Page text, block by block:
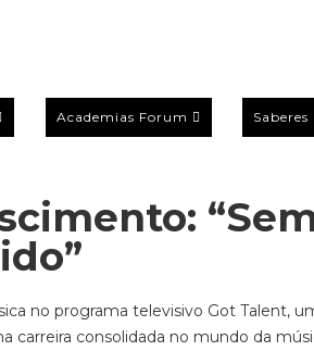
Academias Forum Saberes
no programa televisivo Got Talent,
carreira consolidada no mundo da